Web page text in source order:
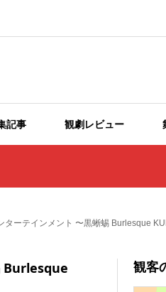
記事 観劇レビュー
ターテインメント 〜黒蜥蜴 Burlesque
Burlesque
観客